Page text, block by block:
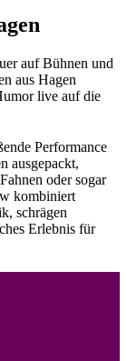
auf Bühnen und
aus Hagen
live auf die
Performance
ausgepackt,
oder sogar
kombiniert
schrägen
Erlebnis für